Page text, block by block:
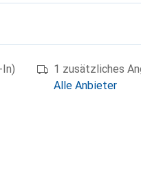
1 zusätzliches
Alle Anbieter